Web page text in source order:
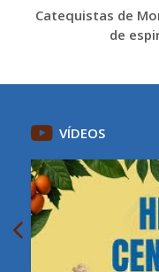
Catequistas de
de
VÍDEOS